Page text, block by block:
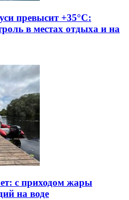
превысит +35°С:
в местах отдыха и на
с приходом жары
на воде